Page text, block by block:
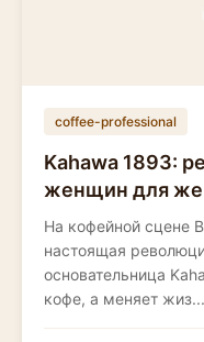
coffee-professional
Kahawa 1893:
женщин для
На кофейной сцене
настоящая
основательница
кофе, а меняет жиз...